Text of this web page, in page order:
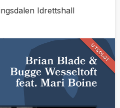
Idrettshall
UTSOLGT